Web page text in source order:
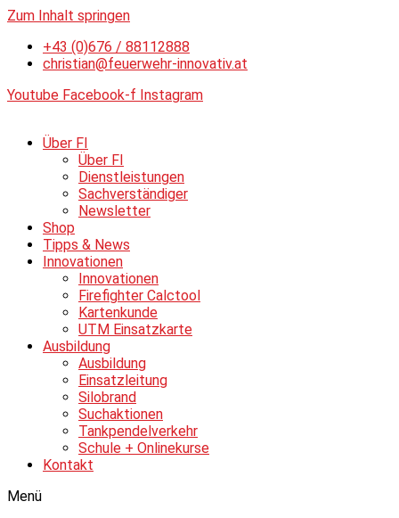
Zum Inhalt springen
+43 (0)676 / 88112888
christian@feuerwehr-innovativ.at
Youtube Facebook-f Instagram
Über FI
Über FI
Dienstleistungen
Sachverständiger
Newsletter
Shop
Tipps & News
Innovationen
Innovationen
Firefighter Calctool
Kartenkunde
UTM Einsatzkarte
Ausbildung
Ausbildung
Einsatzleitung
Silobrand
Suchaktionen
Tankpendelverkehr
Schule + Onlinekurse
Kontakt
Menü